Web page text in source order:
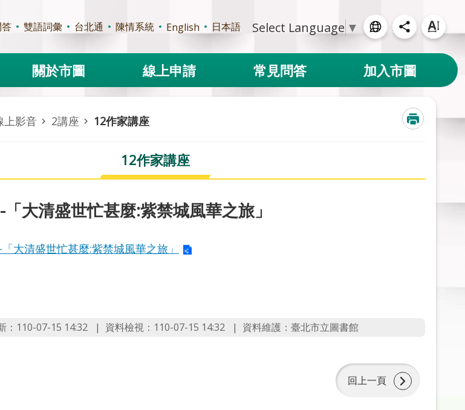
雙語詞彙 台北通 陳情系統 English 日本語 Select Language ▼
關於市圖 線上申請 常見問答 加入市圖
上影音 2講座 12作家講座
12作家講座
大清盛世忙甚麼:紫禁城風華之旅」
大清盛世忙甚麼:紫禁城風華之旅」
：110-07-15 14:32 資料檢視：110-07-15 14:32 資料維護：臺北市立圖書館
回上一頁